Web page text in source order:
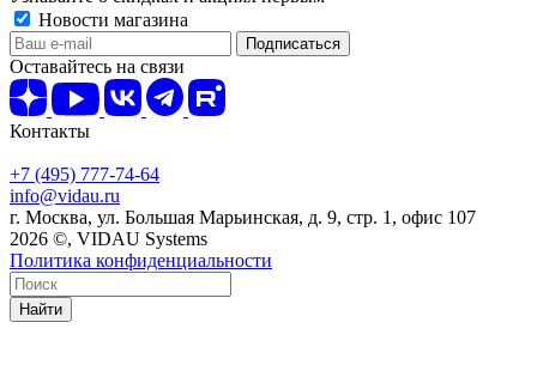
Новости магазина
Оставайтесь на связи
Контакты
+7 (495) 777-74-64
info@vidau.ru
г. Москва, ул. Большая Марьинская, д. 9, стр. 1, офис 107
2026 ©, VIDAU Systems
Политика конфиденциальности
Найти